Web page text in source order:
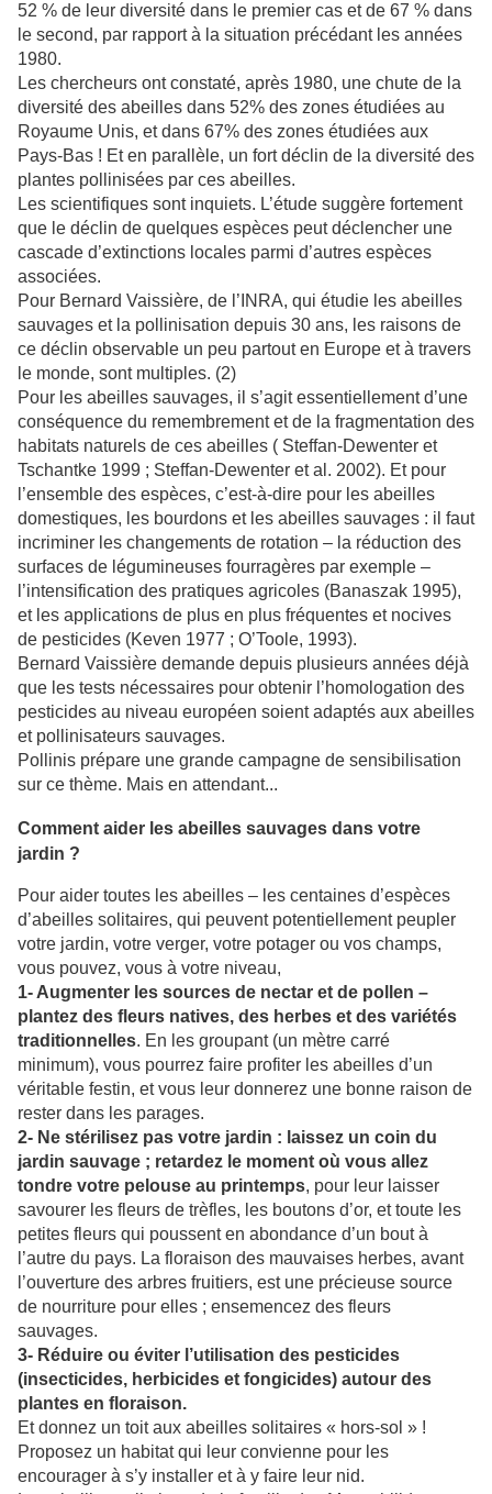
52 % de leur diversité dans le premier cas et de 67 % dans
le second, par rapport à la situation précédant les années
1980.
Les chercheurs ont constaté, après 1980, une chute de la
diversité des abeilles dans 52% des zones étudiées au
Royaume Unis, et dans 67% des zones étudiées aux
Pays-Bas ! Et en parallèle, un fort déclin de la diversité des
plantes pollinisées par ces abeilles.
Les scientifiques sont inquiets. L’étude suggère fortement
que le déclin de quelques espèces peut déclencher une
cascade d’extinctions locales parmi d’autres espèces
associées.
Pour Bernard Vaissière, de l’INRA, qui étudie les abeilles
sauvages et la pollinisation depuis 30 ans, les raisons de
ce déclin observable un peu partout en Europe et à travers
le monde, sont multiples. (2)
Pour les abeilles sauvages, il s’agit essentiellement d’une
conséquence du remembrement et de la fragmentation des
habitats naturels de ces abeilles ( Steffan-Dewenter et
Tschantke 1999 ; Steffan-Dewenter et al. 2002). Et pour
l’ensemble des espèces, c’est-à-dire pour les abeilles
domestiques, les bourdons et les abeilles sauvages : il faut
incriminer les changements de rotation – la réduction des
surfaces de légumineuses fourragères par exemple –
l’intensification des pratiques agricoles (Banaszak 1995),
et les applications de plus en plus fréquentes et nocives
de pesticides (Keven 1977 ; O’Toole, 1993).
Bernard Vaissière demande depuis plusieurs années déjà
que les tests nécessaires pour obtenir l’homologation des
pesticides au niveau européen soient adaptés aux abeilles
et pollinisateurs sauvages.
Pollinis prépare une grande campagne de sensibilisation
sur ce thème. Mais en attendant...
Comment aider les abeilles sauvages dans votre
jardin ?
Pour aider toutes les abeilles – les centaines d’espèces
d’abeilles solitaires, qui peuvent potentiellement peupler
votre jardin, votre verger, votre potager ou vos champs,
vous pouvez, vous à votre niveau,
1- Augmenter les sources de nectar et de pollen –
plantez des fleurs natives, des herbes et des variétés
traditionnelles. En les groupant (un mètre carré
minimum), vous pourrez faire profiter les abeilles d’un
véritable festin, et vous leur donnerez une bonne raison de
rester dans les parages.
2- Ne stérilisez pas votre jardin : laissez un coin du
jardin sauvage ; retardez le moment où vous allez
tondre votre pelouse au printemps, pour leur laisser
savourer les fleurs de trèfles, les boutons d’or, et toute les
petites fleurs qui poussent en abondance d’un bout à
l’autre du pays. La floraison des mauvaises herbes, avant
l’ouverture des arbres fruitiers, est une précieuse source
de nourriture pour elles ; ensemencez des fleurs
sauvages.
3- Réduire ou éviter l’utilisation des pesticides
(insecticides, herbicides et fongicides) autour des
plantes en floraison.
Et donnez un toit aux abeilles solitaires « hors-sol » !
Proposez un habitat qui leur convienne pour les
encourager à s’y installer et à y faire leur nid.